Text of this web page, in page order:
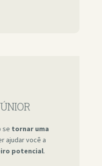
se tornar uma
ajudar você a
potencial.